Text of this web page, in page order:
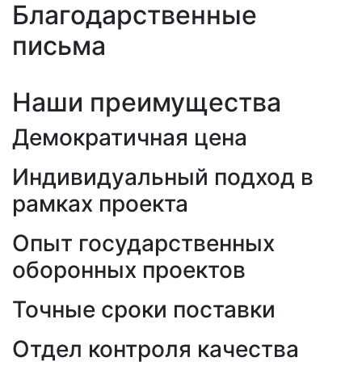
Благодарственные
письма
Наши преимущества
Демократичная цена
Индивидуальный подход в
рамках проекта
Опыт государственных
оборонных проектов
Точные сроки поставки
Отдел контроля качества